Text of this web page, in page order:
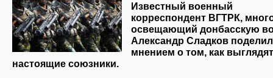
Известный военный
корреспондент ВГТРК,
освещающий донбасскую
Александр Сладков
мнением о том, как выглядят
настоящие союзники.